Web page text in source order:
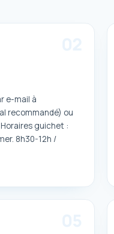
e-mail à
recommandé) ou
Horaires guichet :
8h30-12h /